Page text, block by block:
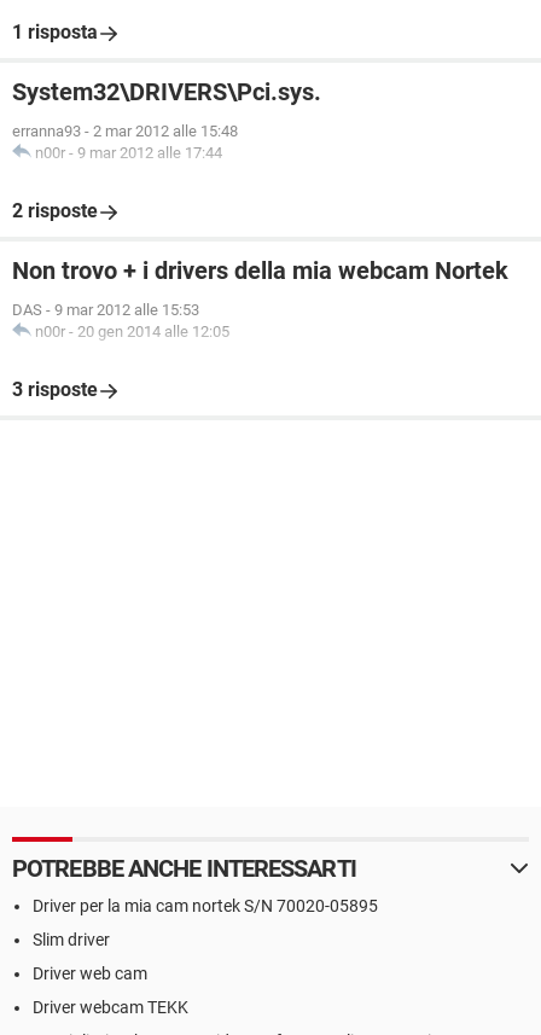
1 risposta
System32\DRIVERS\Pci.sys.
erranna93 - 2 mar 2012 alle 15:48
n00r - 9 mar 2012 alle 17:44
2 risposte
Non trovo + i drivers della mia webcam Nortek
DAS - 9 mar 2012 alle 15:53
n00r - 20 gen 2014 alle 12:05
3 risposte
POTREBBE ANCHE INTERESSARTI
Driver per la mia cam nortek S/N 70020-05895
Slim driver
Driver web cam
Driver webcam TEKK